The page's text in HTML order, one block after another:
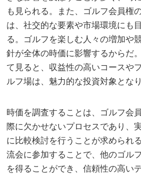
も見られる。また、ゴルフ会員権
は、社交的な要素や市場環境にも
る。ゴルフを楽しむ人々の増加や
針が全体の時価に影響するからだ
て見ると、収益性の高いコースや
ルフ場は、魅力的な投資対象となり
時価を調査することは、ゴルフ会
際に欠かせないプロセスであり、
に比較検討を行うことが求められ
流会に参加することで、他のゴル
を得ることができ、信頼性の高い